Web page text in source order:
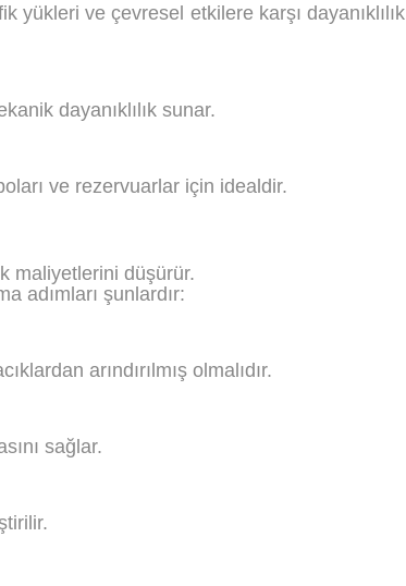
yükleri ve çevresel etkilere karşı dayanıklılık
dayanıklılık sunar.
ve rezervuarlar için idealdir.
maliyetlerini düşürür.
adımları şunlardır:
arındırılmış olmalıdır.
sağlar.